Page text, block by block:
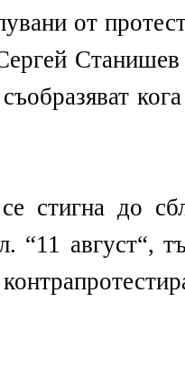
от
стигна до
“11 август“,